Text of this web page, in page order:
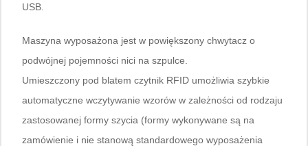
USB.
Maszyna wyposażona jest w powiększony chwytacz o
podwójnej pojemności nici na szpulce.
Umieszczony pod blatem czytnik RFID umożliwia szybkie
automatyczne wczytywanie wzorów w zależności od rodzaju
zastosowanej formy szycia (formy wykonywane są na
zamówienie i nie stanową standardowego wyposażenia